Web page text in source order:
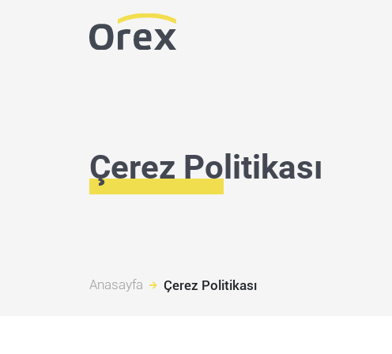
Çerez Politikası
Anasayfa Çerez Politikası